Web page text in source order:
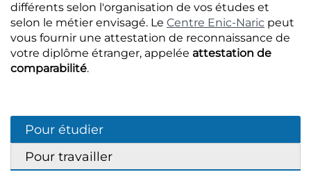
différents selon l'organisation de vos études et
selon le métier envisagé. Le Centre Enic-Naric peut
vous fournir une attestation de reconnaissance de
votre diplôme étranger, appelée attestation de
comparabilité.
Pour étudier
Pour travailler